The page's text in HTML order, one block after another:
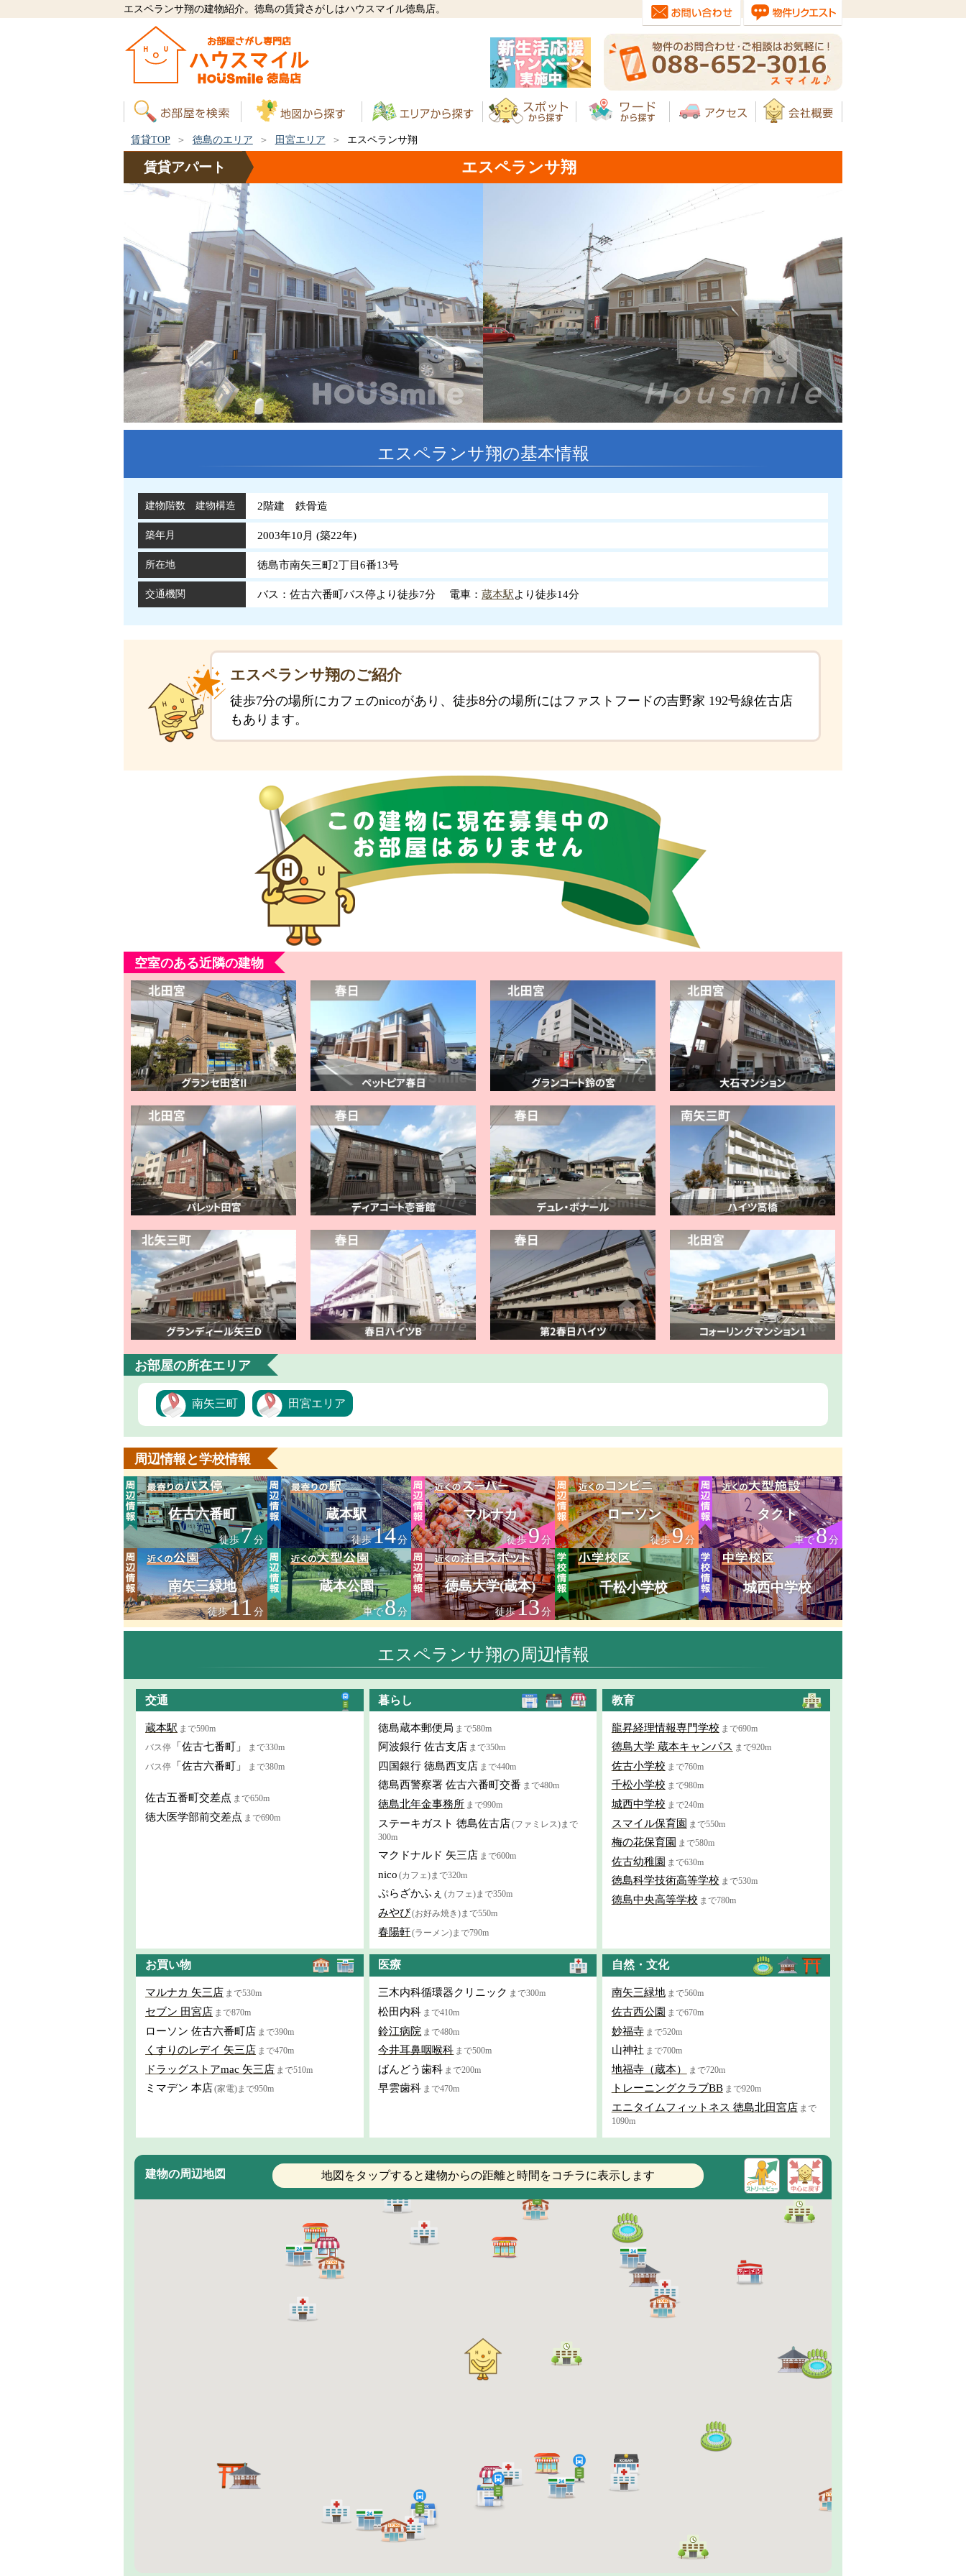
エスペランサ翔の建物紹介。徳島の賃貸さがしはハウスマイル徳島店。
賃貸TOP 徳島のエリア 田宮エリア エスペランサ翔
賃貸アパート エスペランサ翔
エスペランサ翔の基本情報
建物階数 建物構造 2階建 鉄骨造
築年月 2003年10月 (築22年)
所在地 徳島市南矢三町2丁目6番13号
交通機関 バス：佐古六番町バス停より徒歩7分 電車： 蔵本駅より徒歩14分
エスペランサ翔のご紹介
徒歩7分の場所にカフェのnicoがあり、徒歩8分の場所にはファストフードの吉野家 192号線佐古店
もあります。
空室のある近隣の建物
お部屋の所在エリア
南矢三町 田宮エリア
周辺情報と学校情報
佐古六番町
徒歩7分
蔵本駅
徒歩14分
マルナカ
徒歩9分
ローソン
徒歩9分
タクト
車で8分
南矢三緑地
徒歩11分
蔵本公園
車で8分
徳島大学(蔵本)
徒歩13分
千松小学校 城西中学校
エスペランサ翔の周辺情報
交通
蔵本駅 まで590m
バス停 「佐古七番町」
まで330m
バス停 「佐古六番町」 まで380m
佐古五番町交差点 まで650m
徳大医学部前交差点 まで690m
暮らし
徳島蔵本郵便局 まで580m
阿波銀行 佐古支店 まで350m
四国銀行 徳島西支店 まで440m
徳島西警察署 佐古六番町交番 まで480m
徳島北年金事務所 まで990m
ステーキガスト 徳島佐古店(ファミレス)まで
300m
マクドナルド 矢三店 まで600m
nico (カフェ)まで320m
ぷらざかふぇ (カフェ)まで350m
みやび(お好み焼き)まで550m
春陽軒(ラーメン)まで790m
教育
龍昇経理情報専門学校 まで690m
徳島大学 蔵本キャンパス まで920m
佐古小学校 まで760m
千松小学校 まで980m
城西中学校 まで240m
スマイル保育園 まで550m
梅の花保育園 まで580m
佐古幼稚園 まで630m
徳島科学技術高等学校 まで530m
徳島中央高等学校 まで780m
お買い物
マルナカ 矢三店 まで530m
セブン 田宮店 まで870m
ローソン 佐古六番町店 まで390m
くすりのレデイ 矢三店 まで470m
ドラッグストアmac 矢三店 まで510m
ミマデン 本店(家電)まで950m
医療
三木内科循環器クリニック まで300m
松田内科 まで410m
鈴江病院 まで480m
今井耳鼻咽喉科 まで500m
ばんどう歯科 まで200m
早雲歯科 まで470m
自然・文化
南矢三緑地 まで560m
佐古西公園 まで670m
妙福寺 まで520m
山神社 まで700m
地福寺（蔵本） まで720m
トレーニングクラブBB まで920m
エニタイムフィットネス 徳島北田宮店 まで
1090m
建物の周辺地図 地図をタップすると建物からの距離と時間をコチラに表示します